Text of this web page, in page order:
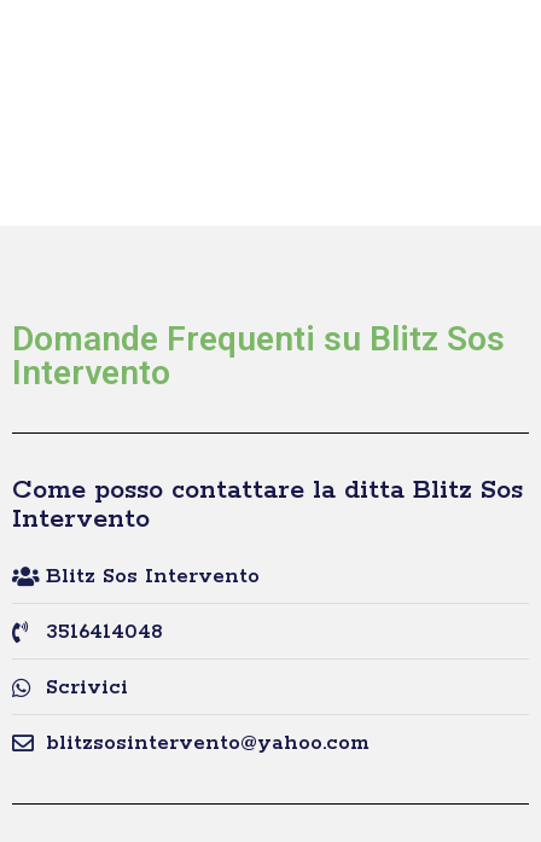
Domande Frequenti su Blitz Sos
Intervento
Come posso contattare la ditta Blitz Sos
Intervento
Blitz Sos Intervento
3516414048
Scrivici
blitzsosintervento@yahoo.com